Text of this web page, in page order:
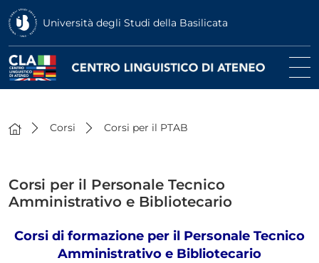
Università degli Studi della Basilicata
Corsi Corsi per il PTAB
Corsi per il Personale Tecnico
Amministrativo e Bibliotecario
Corsi di formazione per il Personale Tecnico
Amministrativo e Bibliotecario